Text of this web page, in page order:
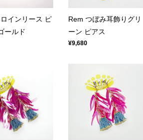
インリース ピ
ールド
Rem つぼみ耳飾りグリ
ーン ピアス
¥9,680